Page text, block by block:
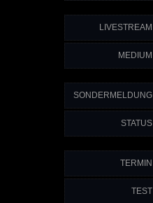
LIVESTREAM
MEDIUM
SONDERMELDUNG
STATUS
TERMIN
TEST